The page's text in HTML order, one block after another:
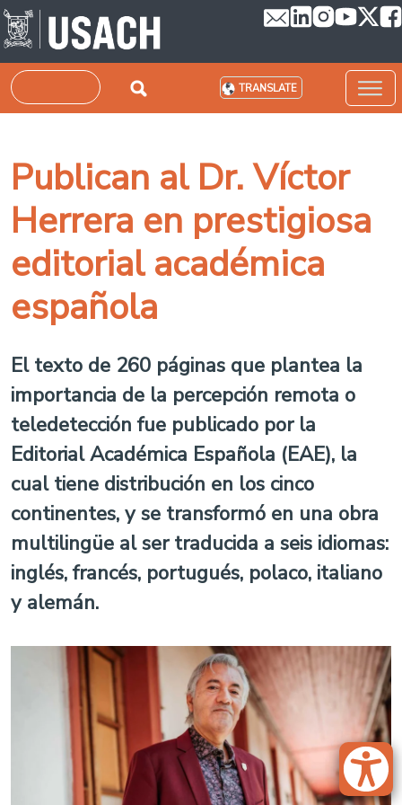
Skip to main content
Search TRANSLATE
Publican al Dr. Víctor
Herrera en prestigiosa
editorial académica
española
El texto de 260 páginas que plantea la
importancia de la percepción remota o
teledetección fue publicado por la
Editorial Académica Española (EAE), la
cual tiene distribución en los cinco
continentes, y se transformó en una obra
multilingüe al ser traducida a seis idiomas:
inglés, francés, portugués, polaco, italiano
y alemán.